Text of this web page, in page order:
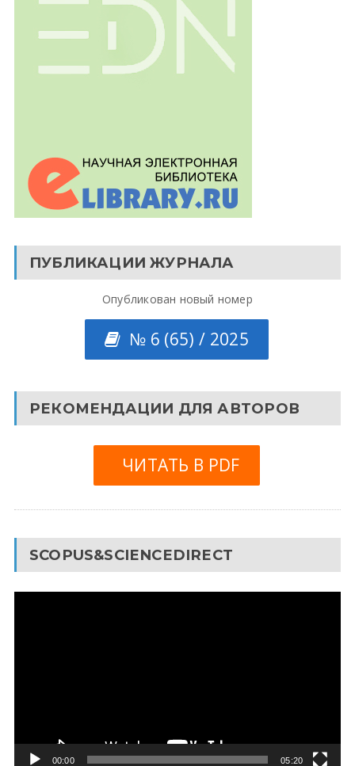
ПУБЛИКАЦИИ ЖУРНАЛА
Опубликован новый номер
№ 6 (65) / 2025
РЕКОМЕНДАЦИИ ДЛЯ АВТОРОВ
ЧИТАТЬ В PDF
SCOPUS&SCIENCEDIRECT
00:00 05:20